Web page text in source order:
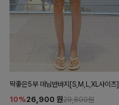
딱좋은5부 데님반바지[S,M,L,XL사이즈]
10%26,900 원29,800원